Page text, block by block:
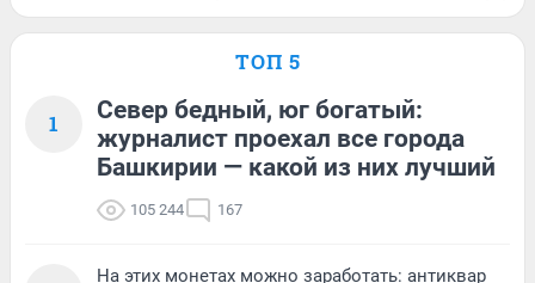
ТОП 5
1
Север бедный, юг богатый:
журналист проехал все города
Башкирии — какой из них лучший
105 244 167
На этих монетах можно заработать: антиквар